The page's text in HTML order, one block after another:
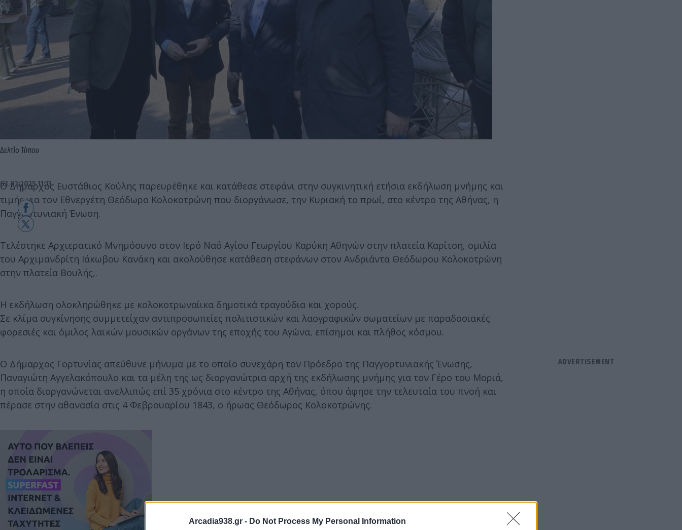
Arcadia938.gr - Do Not Process My Personal Information
Δελτίο Τύπου
03.02.2025 11:13
Ο Δήμαρχος Ευστάθιος Κούλης παρευρέθηκε και κατάθεσε στεφάνι στην συγκινητική ετήσια εκδήλωση μνήμης και
τιμής για τον Εθνεργέτη Θεόδωρο Κολοκοτρώνη που διοργάνωσε, την Κυριακή το πρωί, στο κέντρο της Αθήνας, η
Παγγορτυνιακή Ένωση.
Τελέστηκε Αρχιερατικό Μνημόσυνο στον Ιερό Ναό Αγίου Γεωργίου Καρύκη Αθηνών στην πλατεία Καρίτση, ομιλία
του Αρχιμανδρίτη Ιάκωβου Κανάκη και ακολούθησε κατάθεση στεφάνων στον Ανδριάντα Θεόδωρου Κολοκοτρώνη
στην πλατεία Βουλής,.
Η εκδήλωση ολοκληρώθηκε με κολοκοτρωναίικα δημοτικά τραγούδια και χορούς.
Σε κλίμα συγκίνησης συμμετείχαν αντιπροσωπείες πολιτιστικών και λαογραφικών σωματείων με παραδοσιακές
φορεσιές και όμιλος λαϊκών μουσικών οργάνων της εποχής του Αγώνα, επίσημοι και πλήθος κόσμου.
Ο Δήμαρχος Γορτυνίας απεύθυνε μήνυμα με το οποίο συνεχάρη τον Πρόεδρο της Παγγορτυνιακής Ένωσης,
Παναγιώτη Αγγελακόπουλο και τα μέλη της ως διοργανώτρια αρχή της εκδήλωσης μνήμης για τον Γέρο του Μοριά,
η οποία διοργανώνεται ανελλιπώς επί 35 χρόνια στο κέντρο της Αθήνας, όπου άφησε την τελευταία του πνοή και
πέρασε στην αθανασία στις 4 Φεβρουαρίου 1843, ο ήρωας Θεόδωρος Κολοκοτρώνης.